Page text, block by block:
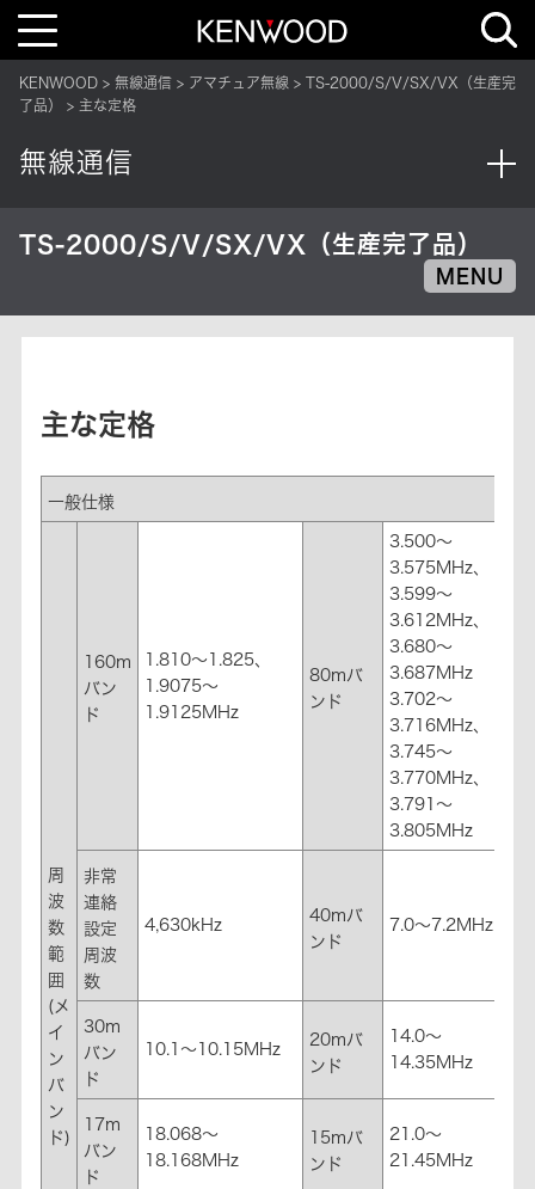
T
l
e
v
i
i
o
KENWOOD 無線通信 アマチュア無線
TS-2000/S/V/SX/VX（生産完
了品）
主な定格
無線通信
TS-2000/S/V/SX/VX（生産完了品）
MENU
主な定格
一般仕様
周
波
数
範
囲
(メ
イ
ン
バ
ン
ド)
160m
バン
ド
1.810～1.825、
1.9075～
1.9125MHz
80mバ
ンド
3.500～
3.575MHz、
3.599～
3.612MHz、
3.680～
3.687MHz
3.702～
3.716MHz、
3.745～
3.770MHz、
3.791～
3.805MHz
非常
連絡
設定
周波
数
4,630kHz
40mバ
ンド
7.0～7.2MHz
30m
バン
ド
10.1～10.15MHz
20mバ
ンド
14.0～
14.35MHz
17m
バン
ド
18.068～
18.168MHz
15mバ
ンド
21.0～
21.45MHz